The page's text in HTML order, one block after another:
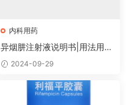
内科用药
异烟肼注射液说明书|用法用
量|注意事项
2024-09-29